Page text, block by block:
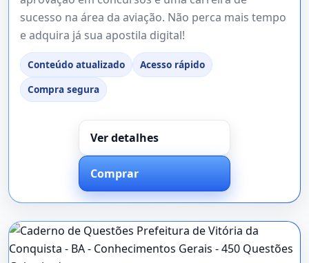
sucesso na área da aviação. Não perca mais tempo
e adquira já sua apostila digital!
Conteúdo atualizado
Acesso rápido
Compra segura
Ver detalhes
Comprar